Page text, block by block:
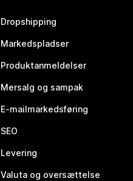
Dropshipping
Markedspladser
Produktanmeldelser
Mersalg og sampak
E-mailmarkedsføring
SEO
Levering
Valuta og oversættelse